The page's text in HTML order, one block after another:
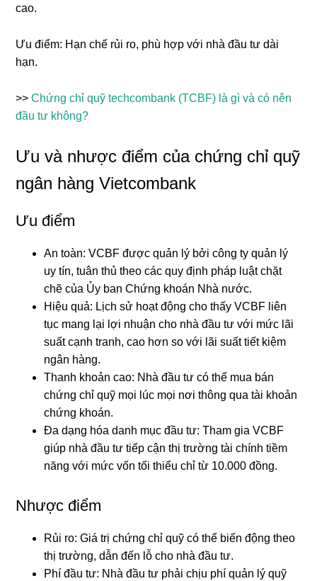
cao.
Ưu điểm: Hạn chế rủi ro, phù hợp với nhà đầu tư dài
hạn.
>>Chứng chỉ quỹ techcombank (TCBF) là gì và có nên
đầu tư không?
Ưu và nhược điểm của chứng chỉ quỹ
ngân hàng Vietcombank
Ưu điểm
An toàn: VCBF được quản lý bởi công ty quản lý
uy tín, tuân thủ theo các quy định pháp luật chặt
chẽ của Ủy ban Chứng khoán Nhà nước.
Hiệu quả: Lịch sử hoạt động cho thấy VCBF liên
tục mang lại lợi nhuận cho nhà đầu tư với mức lãi
suất cạnh tranh, cao hơn so với lãi suất tiết kiệm
ngân hàng.
Thanh khoản cao: Nhà đầu tư có thể mua bán
chứng chỉ quỹ mọi lúc mọi nơi thông qua tài khoản
chứng khoán.
Đa dạng hóa danh mục đầu tư: Tham gia VCBF
giúp nhà đầu tư tiếp cận thị trường tài chính tiềm
năng với mức vốn tối thiểu chỉ từ 10.000 đồng.
Nhược điểm
Rủi ro: Giá trị chứng chỉ quỹ có thể biến động theo
thị trường, dẫn đến lỗ cho nhà đầu tư.
Phí đầu tư: Nhà đầu tư phải chịu phí quản lý quỹ